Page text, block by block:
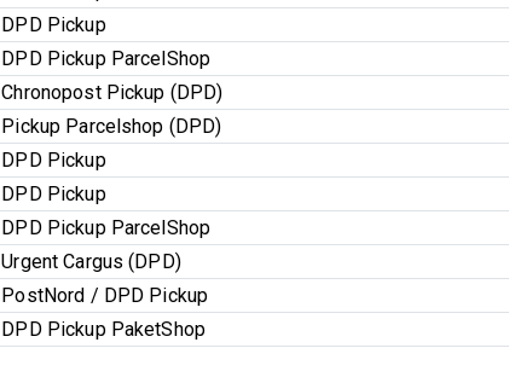
DPD Pickup
DPD Pickup ParcelShop
Chronopost Pickup (DPD)
Pickup Parcelshop (DPD)
DPD Pickup
DPD Pickup
DPD Pickup ParcelShop
Urgent Cargus (DPD)
PostNord / DPD Pickup
DPD Pickup PaketShop